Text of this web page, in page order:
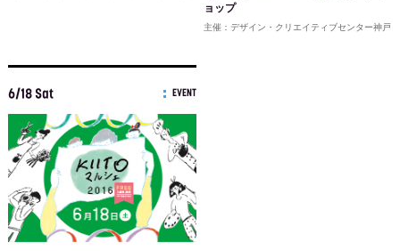
ョップ
主催：デザイン・クリエイティブセンター神戸
6/18 Sat EVENT